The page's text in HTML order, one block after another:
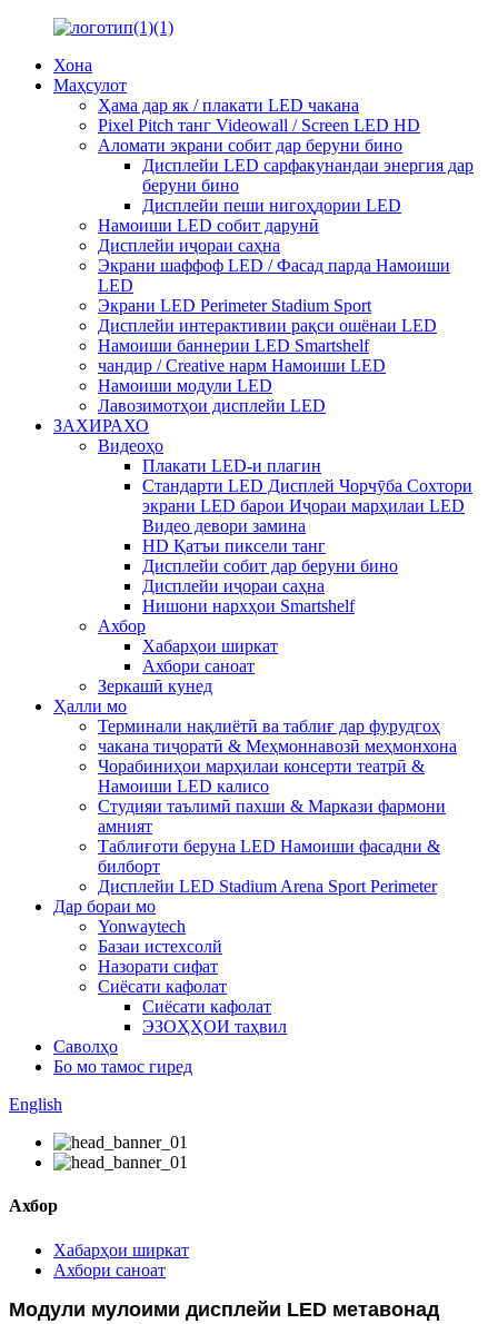
Хона
Маҳсулот
Ҳама дар як / плакати LED чакана
Pixel Pitch танг Videowall / Screen LED HD
Аломати экрани собит дар беруни бино
Дисплейи LED сарфакунандаи энергия дар
беруни бино
Дисплейи пеши нигоҳдории LED
Намоиши LED собит дарунӣ
Дисплейи иҷораи саҳна
Экрани шаффоф LED / Фасад парда Намоиши
LED
Экрани LED Perimeter Stadium Sport
Дисплейи интерактивии рақси ошёнаи LED
Намоиши баннерии LED Smartshelf
чандир / Creative нарм Намоиши LED
Намоиши модули LED
Лавозимотҳои дисплейи LED
ЗАХИРАХО
Видеоҳо
Плакати LED-и плагин
Стандарти LED Дисплей Чорчӯба Сохтори
экрани LED барои Иҷораи марҳилаи LED
Видео девори замина
HD Қатъи пиксели танг
Дисплейи собит дар беруни бино
Дисплейи иҷораи саҳна
Нишони нархҳои Smartshelf
Ахбор
Хабарҳои ширкат
Ахбори саноат
Зеркашӣ кунед
Ҳалли мо
Терминали нақлиётӣ ва таблиғ дар фурудгоҳ
чакана тиҷоратӣ & Меҳмоннавозӣ меҳмонхона
Чорабиниҳои марҳилаи консерти театрӣ &
Намоиши LED калисо
Студияи таълимӣ пахши & Маркази фармони
амният
Таблиғоти беруна LED Намоиши фасадни &
билборт
Дисплейи LED Stadium Arena Sport Perimeter
Дар бораи мо
Yonwaytech
Базаи истехсолй
Назорати сифат
Сиёсати кафолат
Сиёсати кафолат
ЭЗОҲҲОИ таҳвил
Саволҳо
Бо мо тамос гиред
English
Ахбор
Хабарҳои ширкат
Ахбори саноат
Модули мулоими дисплейи LED метавонад